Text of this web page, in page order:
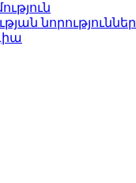
նորություններ